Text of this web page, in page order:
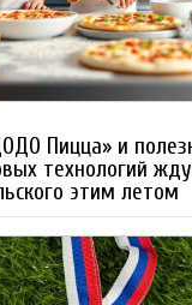
Пицца» и
технологий
этим летом